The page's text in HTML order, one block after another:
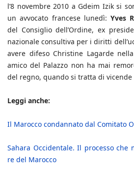
l’8 novembre 2010 a Gdeim Izik si
un avvocato francese lunedì:Yves
del Consiglio dell’Ordine, ex
nazionale consultiva per i diritti
avere difeso Christine Lagarde
amico del Palazzo non ha mai
del regno, quando si tratta di vicende
Leggi anche:
Il Marocco condannato dal Comitato
Sahara Occidentale. Il processo che
re del Marocco